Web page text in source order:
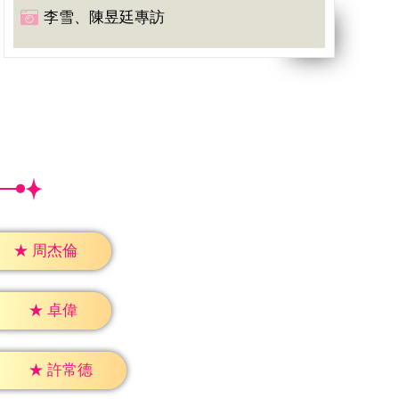
李雪、陳昱廷專訪
★ 周杰倫
★ 卓偉
★ 許常德